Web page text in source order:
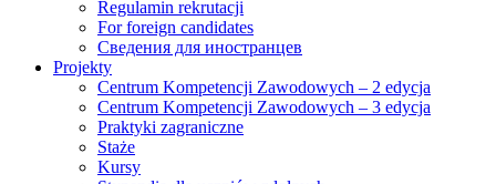
Regulamin rekrutacji
For foreign candidates
Сведения для иностранцев
Projekty
Centrum Kompetencji Zawodowych – 2 edycja
Centrum Kompetencji Zawodowych – 3 edycja
Praktyki zagraniczne
Staże
Kursy